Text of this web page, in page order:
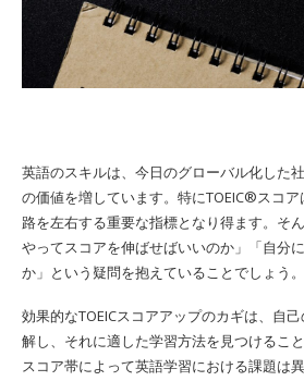
英語のスキルは、今日のグローバル化した
の価値を増しています。特にTOEIC®スコ
路を左右する重要な指標となり得ます。そ
やってスコアを伸ばせばいいのか」「自分
か」という疑問を抱えていることでしょう。
効果的なTOEICスコアアップのカギは、自
解し、それに適した学習方法を見つけるこ
スコア帯によって英語学習における課題は